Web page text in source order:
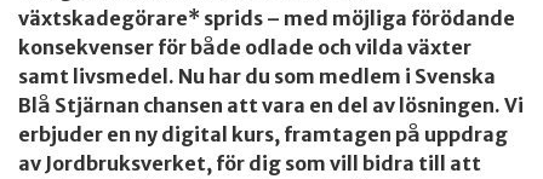
växtskadegörare* sprids – med möjliga förödande
konsekvenser för både odlade och vilda växter
samt livsmedel. Nu har du som medlem i Svenska
Blå Stjärnan chansen att vara en del av lösningen. Vi
erbjuder en ny digital kurs, framtagen på uppdrag
av Jordbruksverket, för dig som vill bidra till att